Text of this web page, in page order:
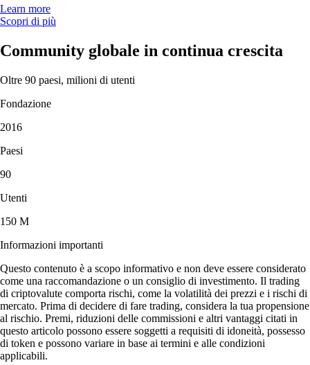
Learn more
Scopri di più
Community globale in continua crescita
Oltre 90 paesi, milioni di utenti
Fondazione
2016
Paesi
90
Utenti
150 M
Informazioni importanti
Questo contenuto è a scopo informativo e non deve essere considerato
come una raccomandazione o un consiglio di investimento. Il trading
di criptovalute comporta rischi, come la volatilità dei prezzi e i rischi di
mercato. Prima di decidere di fare trading, considera la tua propensione
al rischio. Premi, riduzioni delle commissioni e altri vantaggi citati in
questo articolo possono essere soggetti a requisiti di idoneità, possesso
di token e possono variare in base ai termini e alle condizioni
applicabili.